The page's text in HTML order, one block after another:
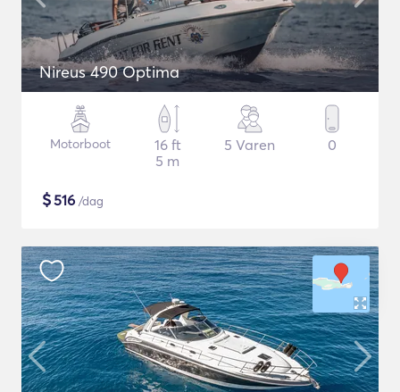
Nireus 490 Optima
Motorboot
16 ft
5 m
5 Varen 0
$516 /dag